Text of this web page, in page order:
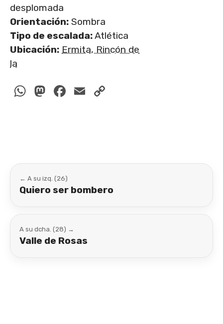
desplomada
Orientación: Sombra
Tipo de escalada:Atlética
Ubicación: Ermita, Rincón de
la
WhatsApp
Mastodon
Facebook
Email
← A su izq. (26)
Quiero ser bombero
A su dcha. (28) →
Valle de Rosas